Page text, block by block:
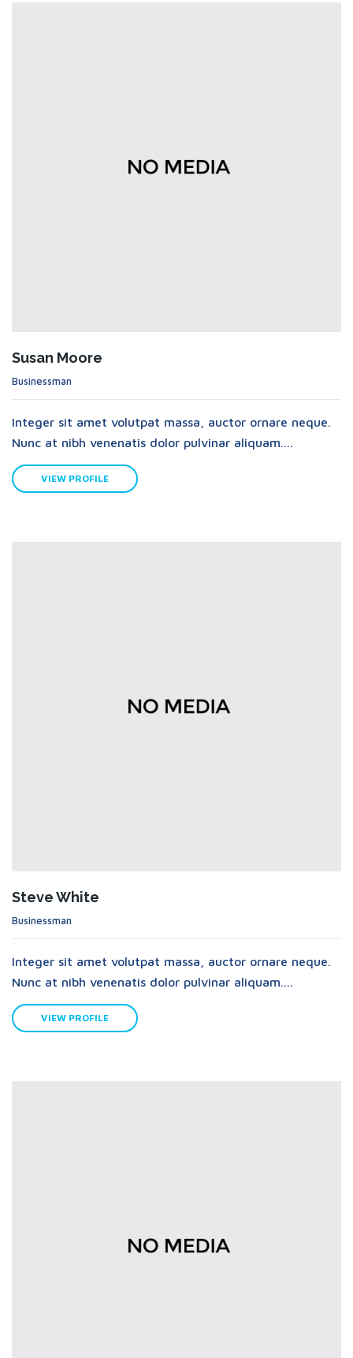
Susan Moore
Businessman
Integer sit amet volutpat massa, auctor ornare neque.
Nunc at nibh venenatis dolor pulvinar aliquam....
VIEW PROFILE
Steve White
Businessman
Integer sit amet volutpat massa, auctor ornare neque.
Nunc at nibh venenatis dolor pulvinar aliquam....
VIEW PROFILE